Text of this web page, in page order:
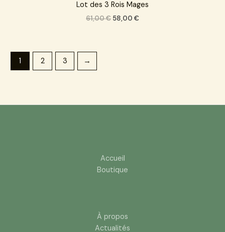
Lot des 3 Rois Mages
61,00€ 58,00 €
1 2 3 →
Accueil
Boutique
À propos
Actualités